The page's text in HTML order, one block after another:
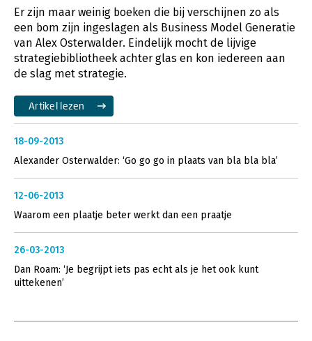
Er zijn maar weinig boeken die bij verschijnen zo als
een bom zijn ingeslagen als Business Model Generatie
van Alex Osterwalder. Eindelijk mocht de lijvige
strategiebibliotheek achter glas en kon iedereen aan
de slag met strategie.
Artikel lezen
18-09-2013
Alexander Osterwalder: ‘Go go go in plaats van bla bla bla’
12-06-2013
Waarom een plaatje beter werkt dan een praatje
26-03-2013
Dan Roam: ‘Je begrijpt iets pas echt als je het ook kunt
uittekenen’